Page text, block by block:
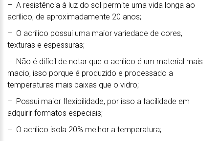
– A resistência à luz do sol permite uma vida longa ao
acrílico, de aproximadamente 20 anos;
– O acrílico possui uma maior variedade de cores,
texturas e espessuras;
– Não é difícil de notar que o acrílico é um material mais
macio, isso porque é produzido e processado a
temperaturas mais baixas que o vidro;
– Possui maior flexibilidade, por isso a facilidade em
adquirir formatos especiais;
– O acrílico isola 20% melhor a temperatura;